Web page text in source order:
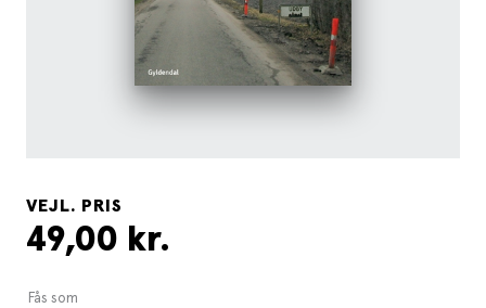
VEJL. PRIS
49,00 kr.
Fås som